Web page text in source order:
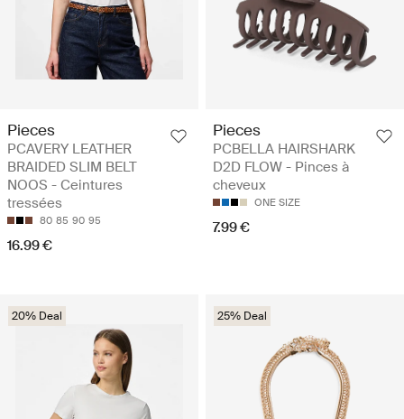
Pieces
PCAVERY LEATHER
BRAIDED SLIM BELT
NOOS - Ceintures
tressées
80 85 90 95
16.99 €
Pieces
PCBELLA HAIRSHARK
D2D FLOW - Pinces à
cheveux
ONE SIZE
7.99 €
20% Deal 25% Deal